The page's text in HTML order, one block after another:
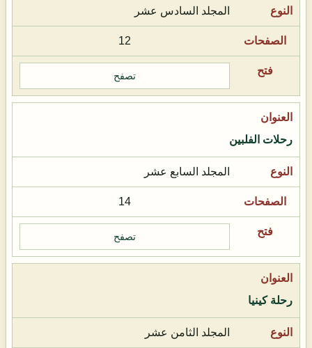
المجلد السادس عشر
12
تصفح
رحلات الفلبين
المجلد السابع عشر
14
تصفح
رحلة كينيا
المجلد الثامن عشر